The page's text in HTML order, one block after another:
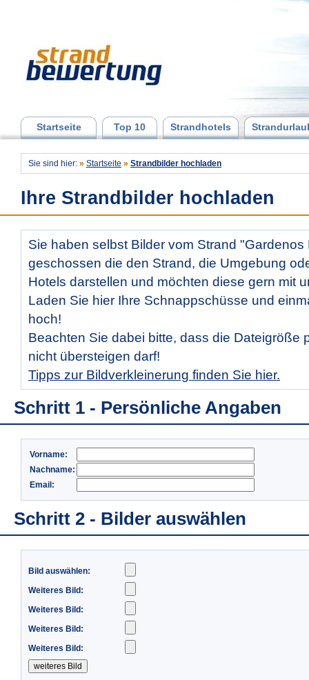
Startseite Top 10 Strandhotels
Sie sind hier: » Startseite » Strandbilder hochladen
Ihre Strandbilder hochladen
Sie haben selbst Bilder vom Strand "Gardenos
geschossen die den Strand, die Umgebung
Hotels darstellen und möchten diese gern mit
Laden Sie hier Ihre Schnappschüsse und
hoch!
Beachten Sie dabei bitte, dass die Dateigröße
nicht übersteigen darf!
Tipps zur Bildverkleinerung finden Sie hier.
Schritt 1 - Persönliche Angaben
Vorname:
Nachname:
Email:
Schritt 2 - Bilder auswählen
Bild auswählen:
Weiteres Bild:
Weiteres Bild:
Weiteres Bild:
Weiteres Bild: